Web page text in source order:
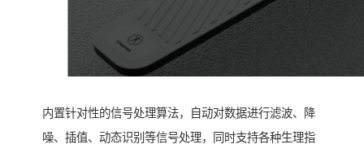
内置针对性的信号处理算法，自动对数据进行滤波、降
噪、插值、动态识别等信号处理，同时支持各种生理指